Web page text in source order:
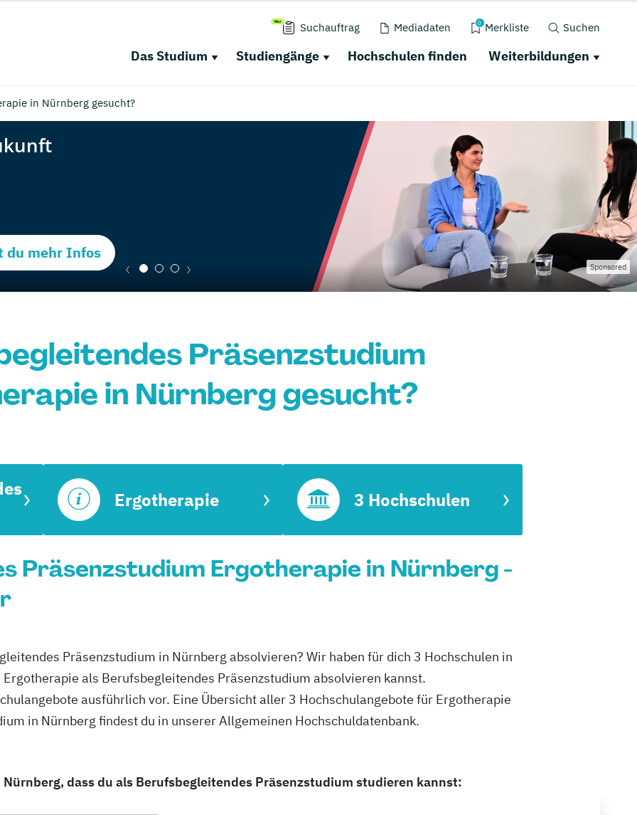
Suchauftrag Mediadaten 0 Merkliste Suchen
Das Studium Studiengänge Hochschulen finden Weiterbildungen
in Nürnberg gesucht?
du mehr Infos
Sponsored
Präsenzstudium
in Nürnberg gesucht?
Ergotherapie 3 Hochschulen
Präsenzstudium Ergotherapie in Nürnberg -
Präsenzstudium in Nürnberg absolvieren? Wir haben für dich 3 Hochschulen in
als Berufsbegleitendes Präsenzstudium absolvieren kannst.
ausführlich vor. Eine Übersicht aller 3 Hochschulangebote für Ergotherapie
in Nürnberg findest du in unserer Allgemeinen Hochschuldatenbank.
dass du als Berufsbegleitendes Präsenzstudium studieren kannst: